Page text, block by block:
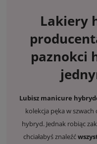
Lakiery
paznokci
Lubisz manicure
kolekcja pęka w
hybryd. Jednak robiąc
chciałabyś znaleźć